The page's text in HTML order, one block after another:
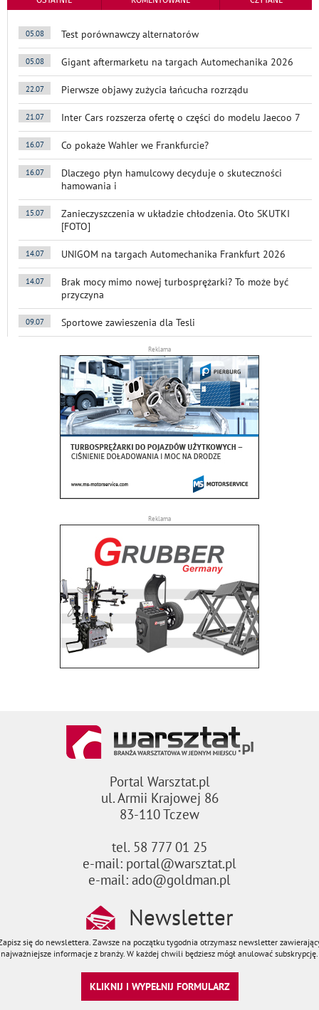
05.08 Test porównawczy alternatorów
05.08 Gigant aftermarketu na targach Automechanika 2026
22.07 Pierwsze objawy zużycia łańcucha rozrządu
21.07 Inter Cars rozszerza ofertę o części do modelu Jaecoo 7
16.07 Co pokaże Wahler we Frankfurcie?
16.07
Dlaczego płyn hamulcowy decyduje o skuteczności
hamowania i
15.07
Zanieczyszczenia w układzie chłodzenia. Oto SKUTKI
[FOTO]
14.07 UNIGOM na targach Automechanika Frankfurt 2026
14.07
Brak mocy mimo nowej turbosprężarki? To może być
przyczyna
09.07 Sportowe zawieszenia dla Tesli
Reklama
Reklama
Portal Warsztat.pl
ul. Armii Krajowej 86
83-110 Tczew
tel. 58 777 01 25
e-mail: portal@warsztat.pl
e-mail: ado@goldman.pl
Newsletter
się do newslettera. Zawsze na początku tygodnia otrzymasz newsletter
najważniejsze informacje z branży. W każdej chwili będziesz mógł anulować subskrypcję.
KLIKNIJ I WYPEŁNIJ FORMULARZ